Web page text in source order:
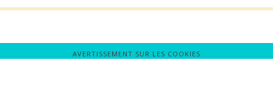
AVERTISSEMENT SUR LES COOKIES